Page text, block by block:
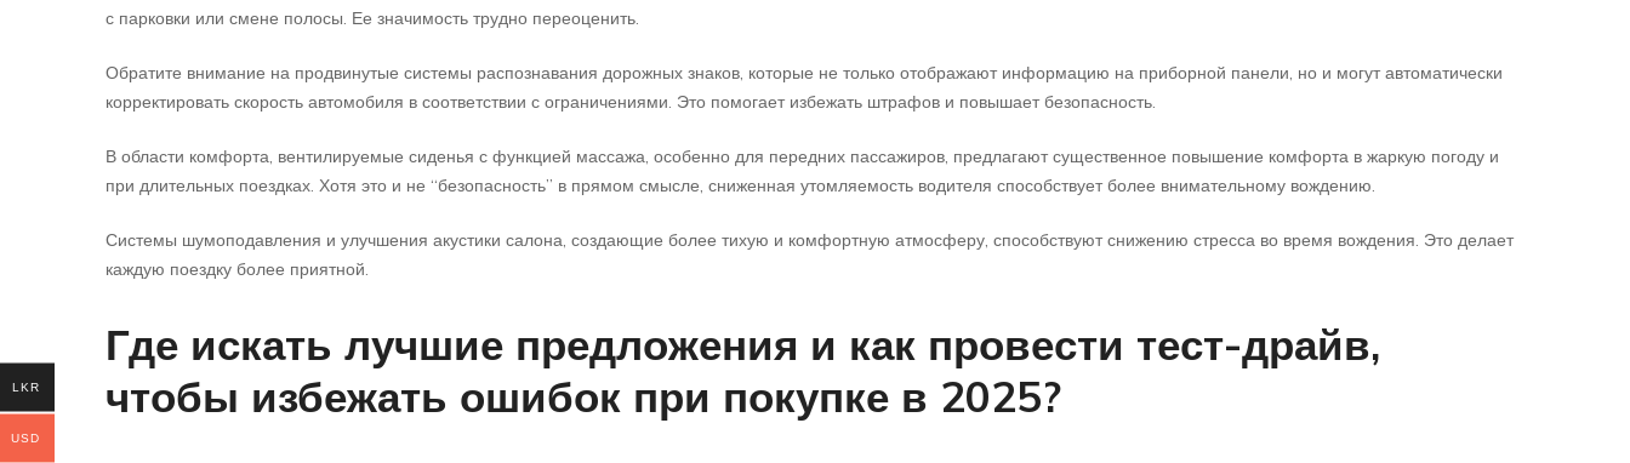
с парковки или смене полосы. Ее значимость трудно переоценить.
Обратите внимание на продвинутые системы распознавания дорожных знаков, которые не только отображают информацию на приборной панели, но и могут автоматически
корректировать скорость автомобиля в соответствии с ограничениями. Это помогает избежать штрафов и повышает безопасность.
В области комфорта, вентилируемые сиденья с функцией массажа, особенно для передних пассажиров, предлагают существенное повышение комфорта в жаркую погоду и
при длительных поездках. Хотя это и не “безопасность” в прямом смысле, сниженная утомляемость водителя способствует более внимательному вождению.
Системы шумоподавления и улучшения акустики салона, создающие более тихую и комфортную атмосферу, способствуют снижению стресса во время вождения. Это делает
каждую поездку более приятной.
Где искать лучшие предложения и как провести тест-драйв,
чтобы избежать ошибок при покупке в 2025?
LKR
USD